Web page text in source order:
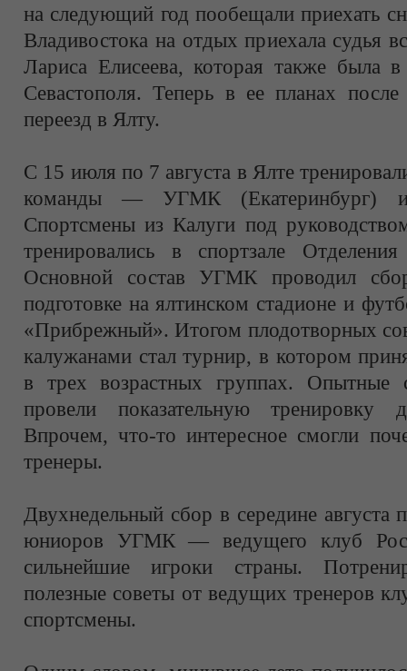
на следующий год пообещали приехать
Владивостока на отдых приехала судья
Лариса Елисеева, которая также была
Севастополя. Теперь в ее планах
переезд в Ялту.
С 15 июля по 7 августа в Ялте
команды — УГМК (Екатеринбург)
Спортсмены из Калуги под
тренировались в спортзале Отделения
Основной состав УГМК проводил
подготовке на ялтинском стадионе и
«Прибрежный». Итогом плодотворных
калужанами стал турнир, в котором
в трех возрастных группах.
провели показательную тренировку
Впрочем, что-то интересное смогли
тренеры.
Двухнедельный сбор в середине августа
юниоров УГМК — ведущего клуб
сильнейшие игроки страны.
полезные советы от ведущих тренеров
спортсмены.